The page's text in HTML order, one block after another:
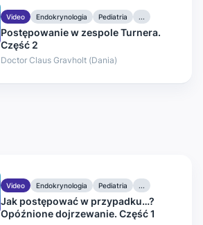
Video Endokrynologia Pediatria ...
Postępowanie w zespole Turnera.
Część 2
Doctor Claus Gravholt (Dania)
Video Endokrynologia Pediatria ...
Jak postępować w przypadku…?
Opóźnione dojrzewanie. Część 1